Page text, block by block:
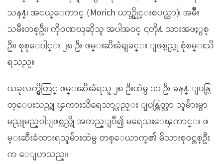
သန႔္၊ အငယ္ေကာင္ (Morich ယာဥ္လိုင္းစပယ္ယာ)၊ အမ်ိဳး
သမီးတစ္ဦး၊ ကိုဝဏၰဆိုသူ အပါအဝင္ ၎တို႔ သားအဖႏွစ္
ဦး၊ စုစုေပါင္း ၂၈ ဦး ဖမ္းဆီးခံရျခင္း ျဖစ္သည္ဟု စုံစမ္းသိ
ရသည္။
ယခုလက္ရွိတြင္ ဖမ္းဆီးခံရသူ ၂၈ ဦးထဲမွ ၁၁ ဦး ခန႔္ ျပန္လြ
တ္ေပးသည္ဟု ၾကားသိရေသာ္လည္း ျပန္လြတ္လာ သူမ်ားမွာ
မည္သူမည္ဝါျဖစ္သည္ကို အတည္ျပဳ၍ မရေသးေၾကာင္း ဖ
မ္းဆီးခံထားရသူမ်ားထဲမွ တစ္ေယာက္၏ မိသားစုဝင္တစ္ဦး
က ေျပာသည္။